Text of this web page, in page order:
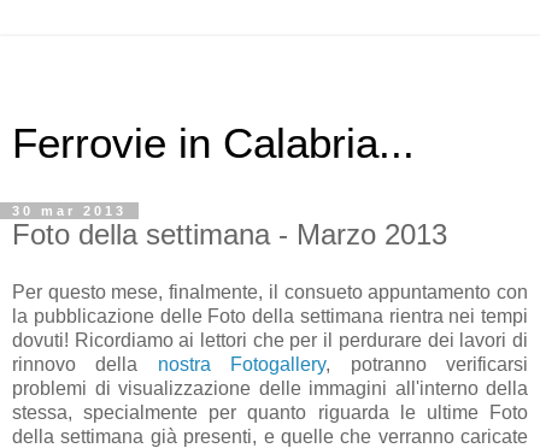
Ferrovie in Calabria...
30 mar 2013
Foto della settimana - Marzo 2013
Per questo mese, finalmente, il consueto appuntamento con
la pubblicazione delle Foto della settimana rientra nei tempi
dovuti! Ricordiamo ai lettori che per il perdurare dei lavori di
rinnovo della nostra Fotogallery, potranno verificarsi
problemi di visualizzazione delle immagini all'interno della
stessa, specialmente per quanto riguarda le ultime Foto
della settimana già presenti, e quelle che verranno caricate